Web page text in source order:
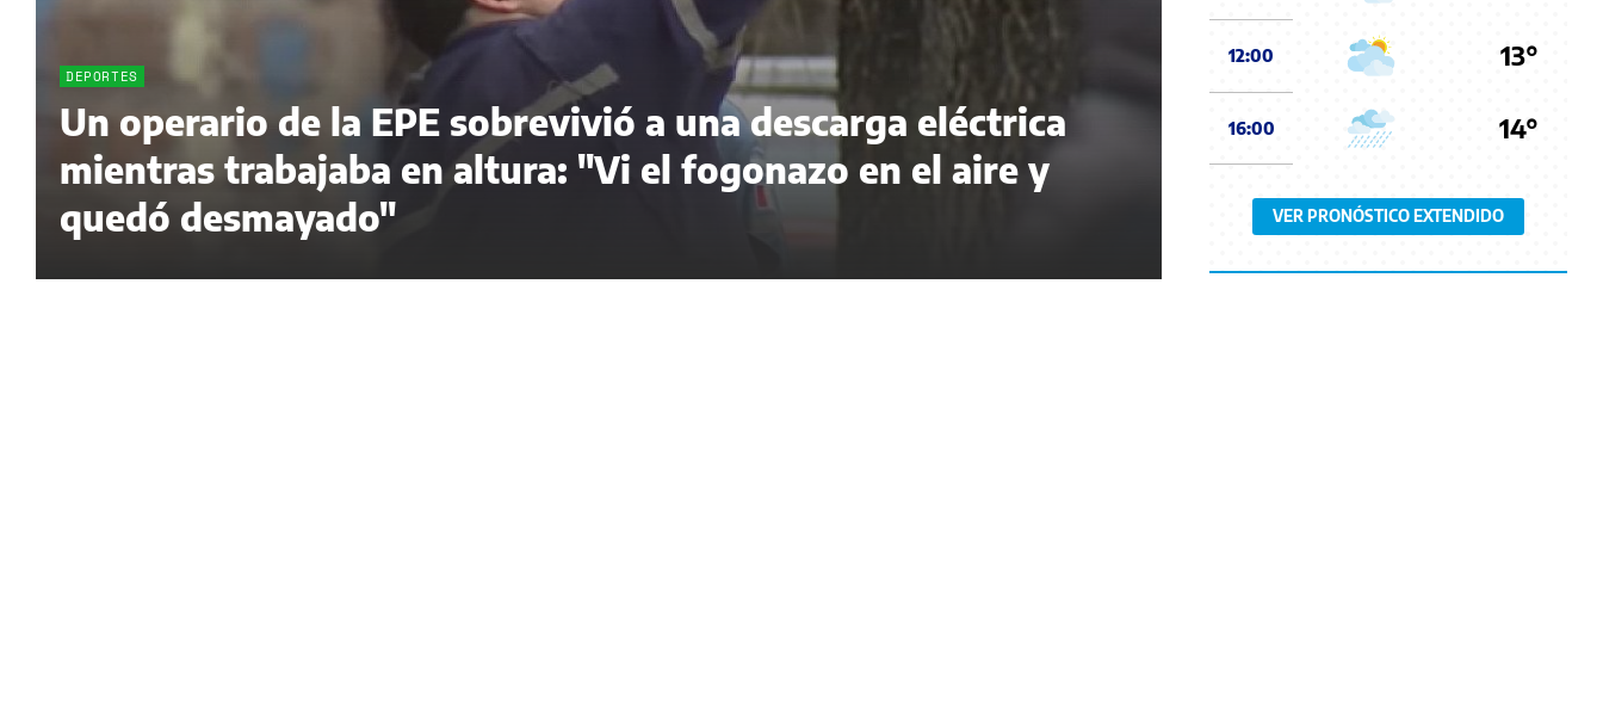
DEPORTES
Un operario de la EPE sobrevivió a una descarga eléctrica
mientras trabajaba en altura: "Vi el fogonazo en el aire y
quedó desmayado"
12:00 13°
16:00 14°
VER PRONÓSTICO EXTENDIDO